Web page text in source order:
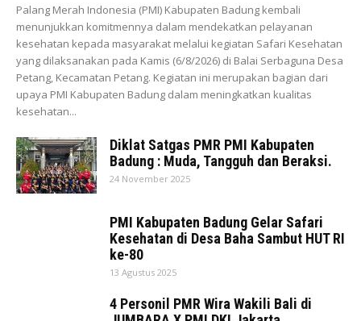
Palang Merah Indonesia (PMI) Kabupaten Badung kembali
menunjukkan komitmennya dalam mendekatkan pelayanan
kesehatan kepada masyarakat melalui kegiatan Safari Kesehatan
yang dilaksanakan pada Kamis (6/8/2026) di Balai Serbaguna Desa
Petang, Kecamatan Petang. Kegiatan ini merupakan bagian dari
upaya PMI Kabupaten Badung dalam meningkatkan kualitas
kesehatan...
Diklat Satgas PMR PMI Kabupaten
Badung : Muda, Tangguh dan Beraksi.
24 November 2025
PMI Kabupaten Badung Gelar Safari
Kesehatan di Desa Baha Sambut HUT RI
ke-80
13 Agustus 2025
4 Personil PMR Wira Wakili Bali di